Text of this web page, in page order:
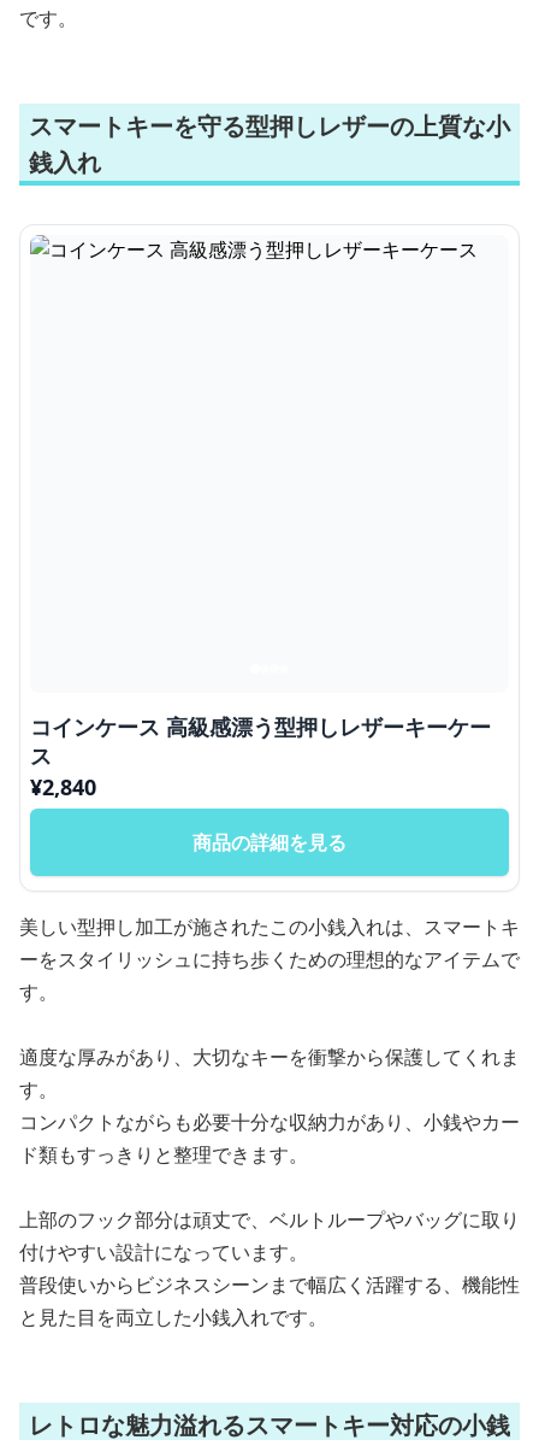
です。
スマートキーを守る型押しレザーの上質な小
銭入れ
コインケース 高級感漂う型押しレザーキーケー
ス
¥2,840
商品の詳細を見る
美しい型押し加工が施されたこの小銭入れは、スマートキ
ーをスタイリッシュに持ち歩くための理想的なアイテムで
す。
適度な厚みがあり、大切なキーを衝撃から保護してくれま
す。
コンパクトながらも必要十分な収納力があり、小銭やカー
ド類もすっきりと整理できます。
上部のフック部分は頑丈で、ベルトループやバッグに取り
付けやすい設計になっています。
普段使いからビジネスシーンまで幅広く活躍する、機能性
と見た目を両立した小銭入れです。
レトロな魅力溢れるスマートキー対応の小銭